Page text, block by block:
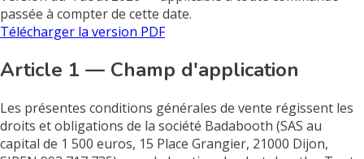
passée à compter de cette date.
Télécharger la version PDF
Article 1 — Champ d'application
Les présentes conditions générales de vente régissent les
droits et obligations de la société Badabooth (SAS au
capital de 1 500 euros, 15 Place Grangier, 21000 Dijon,